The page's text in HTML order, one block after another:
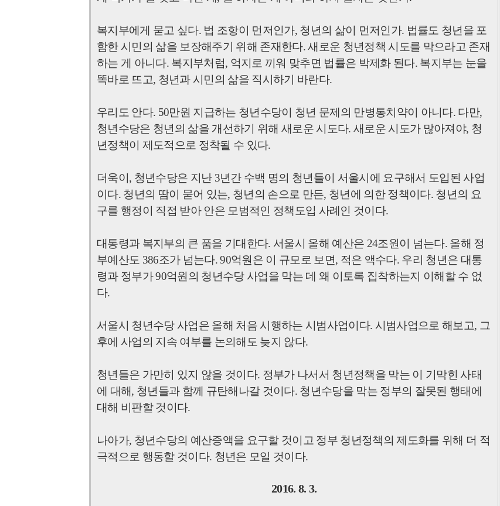
복지부에게 묻고 싶다. 법 조항이 먼저인가, 청년의 삶이 먼저인가. 법률도 청년을 포
함한 시민의 삶을 보장해주기 위해 존재한다.새로운 청년정책 시도를 막으라고 존재
하는 게 아니다. 복지부처럼, 억지로 끼워 맞추면 법률은 박제화 된다. 복지부는 눈을
똑바로 뜨고, 청년과 시민의 삶을 직시하기 바란다.
우리도 안다. 50만원 지급하는 청년수당이 청년 문제의 만병통치약이 아니다. 다만,
청년수당은 청년의 삶을 개선하기 위해 새로운 시도다.새로운 시도가 많아져야, 청
년정책이 제도적으로 정착될 수 있다.
더욱이 , 청년수당은 지난 3년간 수백 명의 청년들이 서울시에 요구해서 도입된 사업
이다. 청년의 땀이 묻어 있는, 청년의 손으로 만든, 청년에 의한 정책이다. 청년의 요
구를 행정이 직접 받아 안은 모범적인 정책도입 사례인 것이다.
대통령과 복지부의 큰 품을 기대한다. 서울시 올해 예산은 24조원이 넘는다. 올해 정
부예산도 386조가 넘는다. 90억원은 이 규모로 보면, 적은 액수다. 우리 청년은 대통
령과 정부가90억원의 청년수당 사업을 막는 데 왜 이토록 집착하는지 이해할 수 없
다.
서울시 청년수당 사업은 올해 처음 시행하는 시범사업이다. 시범사업으로 해보고, 그
후에 사업의 지속 여부를 논의해도 늦지 않다.
청년들은 가만히 있지 않을 것이다. 정부가 나서서 청년정책을 막는 이 기막힌 사태
에 대해, 청년들과 함께 규탄해나갈 것이다. 청년수당을 막는 정부의 잘못된 행태에
대해 비판할 것이다.
나아가, 청년수당의 예산증액을 요구할 것이고 정부 청년정책의 제도화를 위해 더 적
극적으로 행동할 것이다. 청년은 모일 것이다.
2016. 8. 3.